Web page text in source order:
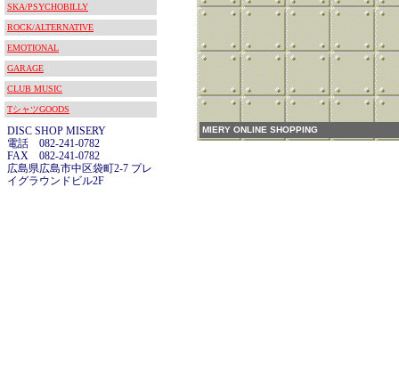
SKA/PSYCHOBILLY
ROCK/ALTERNATIVE
EMOTIONAL
GARAGE
CLUB MUSIC
TシャツGOODS
DISC SHOP MISERY
電話 082-241-0782
FAX 082-241-0782
広島県広島市中区袋町2-7 プレ
イグラウンドビル2F
MIERY ONLINE SHOPPING